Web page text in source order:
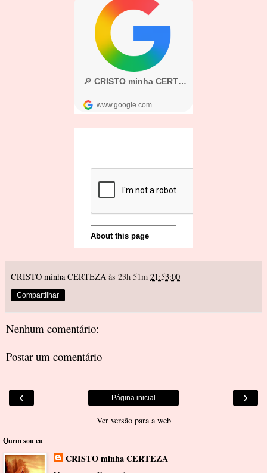
CRISTO minha CERTEZA às 23h 51m 21:53:00
Compartilhar
Nenhum comentário:
Postar um comentário
‹ ›
Página inicial
Ver versão para a web
Quem sou eu
CRISTO minha CERTEZA